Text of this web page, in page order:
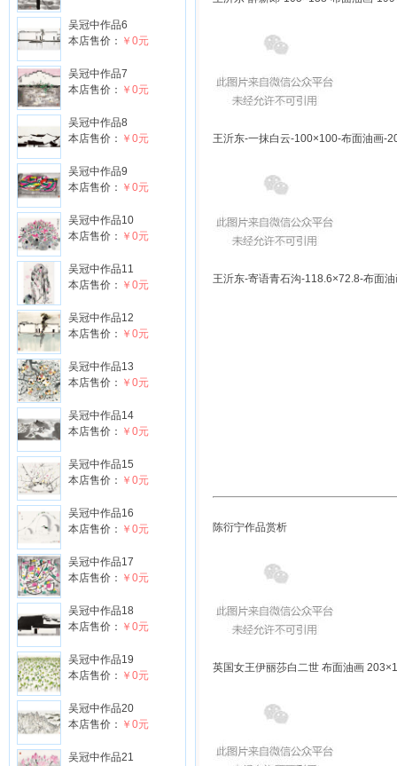
吴冠中作品6
本店售价： ￥0元
吴冠中作品7
本店售价： ￥0元
吴冠中作品8
本店售价： ￥0元
吴冠中作品9
本店售价： ￥0元
吴冠中作品10
本店售价： ￥0元
吴冠中作品11
本店售价： ￥0元
吴冠中作品12
本店售价： ￥0元
吴冠中作品13
本店售价： ￥0元
吴冠中作品14
本店售价： ￥0元
吴冠中作品15
本店售价： ￥0元
吴冠中作品16
本店售价： ￥0元
吴冠中作品17
本店售价： ￥0元
吴冠中作品18
本店售价： ￥0元
吴冠中作品19
本店售价： ￥0元
吴冠中作品20
本店售价： ￥0元
吴冠中作品21
王沂东-一抹白云-100×100-布面油画-
王沂东-寄语青石沟-118.6×72.8-布面
陈衍宁作品赏析
英国女王伊丽莎白二世 布面油画